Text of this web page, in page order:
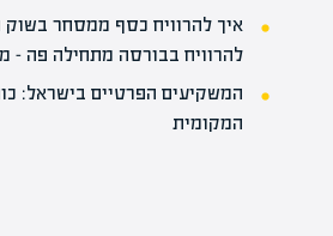
איך להרוויח כסף ממסחר בשוק
להרוויח בבורסה מתחילה פה –
המשקיעים הפרטיים בישראל:
המקומית